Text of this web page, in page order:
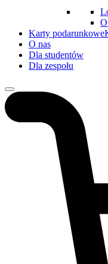
Karty podarunkowe
O nas
Dla studentów
Dla zespołu